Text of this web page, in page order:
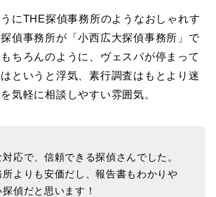
にTHE探偵事務所のようなおしゃれす
偵事務所が「小西広大探偵事務所」で
ちろんのように、ヴェスパが停まって
というと浮気、素行調査はもとより迷
気軽に相談しやすい雰囲気。
応で、信頼できる探偵さんでした。
よりも安価だし、報告書もわかりや
偵だと思います！